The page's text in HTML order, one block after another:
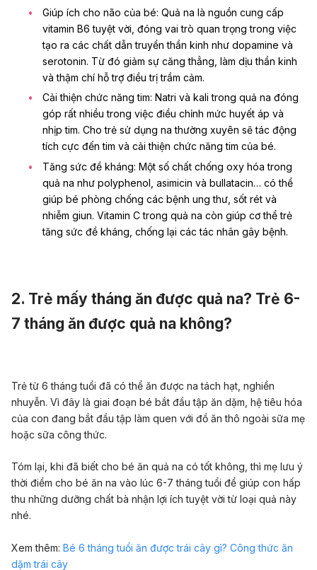
Giúp ích cho não của bé: Quả na là nguồn cung cấp
vitamin B6 tuyệt vời, đóng vai trò quan trọng trong việc
tạo ra các chất dẫn truyền thần kinh như dopamine và
serotonin. Từ đó giảm sự căng thẳng, làm dịu thần kinh
và thậm chí hỗ trợ điều trị trầm cảm.
Cải thiện chức năng tim: Natri và kali trong quả na đóng
góp rất nhiều trong việc điều chỉnh mức huyết áp và
nhịp tim. Cho trẻ sử dụng na thường xuyên sẽ tác động
tích cực đến tim và cải thiện chức năng tim của bé.
Tăng sức đề kháng: Một số chất chống oxy hóa trong
quả na như polyphenol, asimicin và bullatacin… có thể
giúp bé phòng chống các bệnh ung thư, sốt rét và
nhiễm giun. Vitamin C trong quả na còn giúp cơ thể trẻ
tăng sức đề kháng, chống lại các tác nhân gây bệnh.
2. Trẻ mấy tháng ăn được quả na? Trẻ 6-
7 tháng ăn được quả na không?
Trẻ từ 6 tháng tuổi đã có thể ăn được na tách hạt, nghiền
nhuyễn. Vì đây là giai đoạn bé bắt đầu tập ăn dặm, hệ tiêu hóa
của con đang bắt đầu tập làm quen với đồ ăn thô ngoài sữa mẹ
hoặc sữa công thức.
Tóm lại, khi đã biết cho bé ăn quả na có tốt không, thì mẹ lưu ý
thời điểm cho bé ăn na vào lúc 6-7 tháng tuổi để giúp con hấp
thu những dưỡng chất bà nhận lợi ích tuyệt vời từ loại quả này
nhé.
Xem thêm: Bé 6 tháng tuổi ăn được trái cây gì? Công thức ăn
dặm trái cây